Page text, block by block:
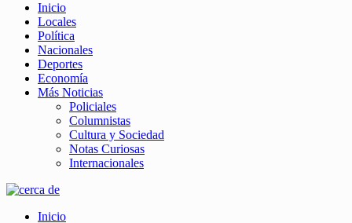
Inicio
Locales
Política
Nacionales
Deportes
Economía
Más Noticias
Policiales
Columnistas
Cultura y Sociedad
Notas Curiosas
Internacionales
Inicio